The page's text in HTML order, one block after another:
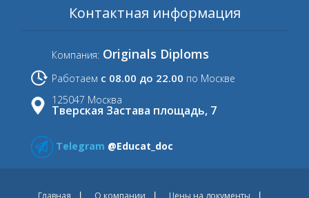
Контактная информация
Компания: Originals Diploms
Работаем с 08.00 до 22.00 по Москве
125047 Москва
Тверская Застава площадь, 7
Telegram @Educat_doc
Главная О компании Цены на документы